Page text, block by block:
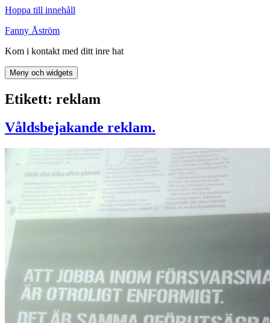
Hoppa till innehåll
Fanny Åström
Kom i kontakt med ditt inre hat
Meny och widgets
Etikett: reklam
Våldsbejakande reklam.